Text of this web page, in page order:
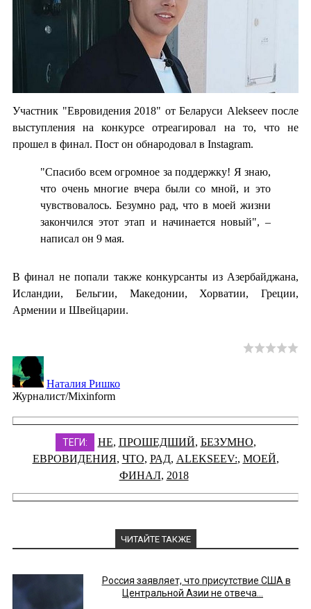
Участник "Евровидения 2018" от Беларуси Alekseev после
выступления на конкурсе отреагировал на то, что не
прошел в финал. Пост он обнародовал в Instagram.
"Спасибо всем огромное за поддержку! Я знаю,
что очень многие вчера были со мной, и это
чувствовалось. Безумно рад, что в моей жизни
закончился этот этап и начинается новый", –
написал он 9 мая.
В финал не попали также конкурсанты из Азербайджана,
Исландии, Бельгии, Македонии, Хорватии, Греции,
Армении и Швейцарии.
Наталия Ришко
Журналист/Mixinform
ТЕГИ: НЕ, ПРОШЕДШИЙ, БЕЗУМНО,
ЕВРОВИДЕНИЯ, ЧТО, РАД, ALEKSEEV:, МОЕЙ,
ФИНАЛ, 2018
ЧИТАЙТЕ ТАКЖЕ
Россия заявляет, что присутствие США в
Центральной Азии не отвеча...